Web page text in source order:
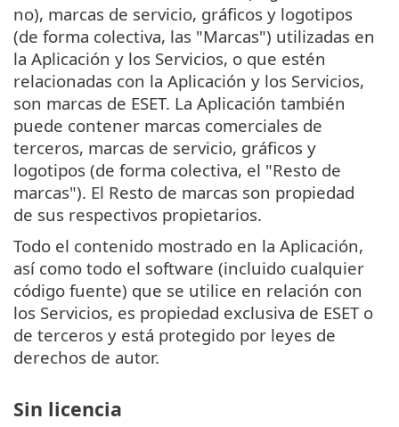
no), marcas de servicio, gráficos y logotipos
(de forma colectiva, las "Marcas") utilizadas en
la Aplicación y los Servicios, o que estén
relacionadas con la Aplicación y los Servicios,
son marcas de ESET. La Aplicación también
puede contener marcas comerciales de
terceros, marcas de servicio, gráficos y
logotipos (de forma colectiva, el "Resto de
marcas"). El Resto de marcas son propiedad
de sus respectivos propietarios.
Todo el contenido mostrado en la Aplicación,
así como todo el software (incluido cualquier
código fuente) que se utilice en relación con
los Servicios, es propiedad exclusiva de ESET o
de terceros y está protegido por leyes de
derechos de autor.
Sin licencia